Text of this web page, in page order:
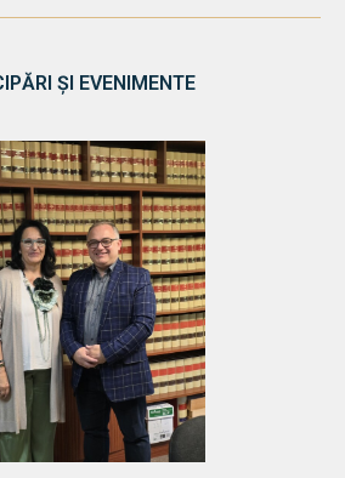
ȘI EVENIMENTE